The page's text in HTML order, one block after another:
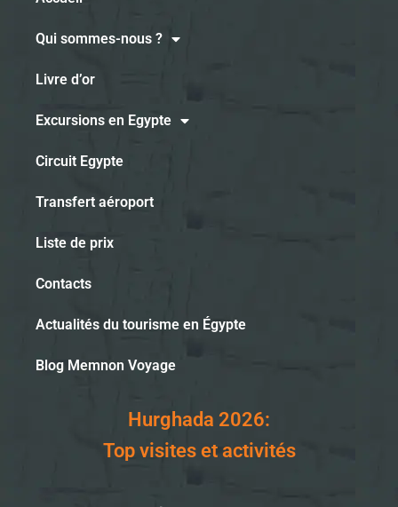
Qui sommes-nous ?
Livre d’or
Excursions en Egypte
Circuit Egypte
Transfert aéroport
Liste de prix
Contacts
Actualités du tourisme en Égypte
Blog Memnon Voyage
Hurghada 2026:
Top visites et activités